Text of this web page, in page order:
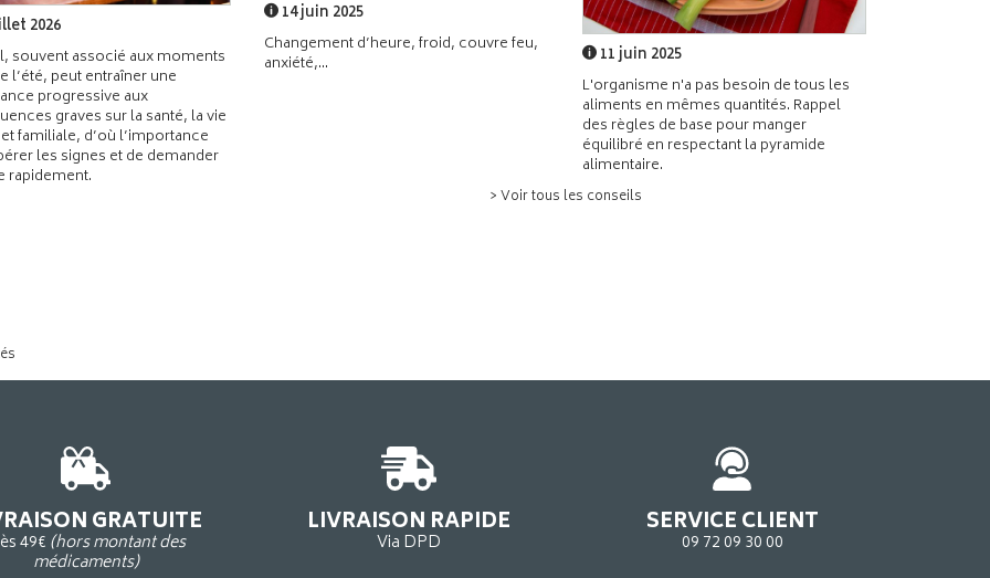
2026
souvent associé aux moments
l’été, peut entraîner une
progressive aux
graves sur la santé, la vie
familiale, d’où l’importance
les signes et de demander
rapidement.
14 juin 2025
Changement d’heure, froid, couvre feu,
anxiété,...
11 juin 2025
L'organisme n'a pas besoin de tous les
aliments en mêmes quantités. Rappel
des règles de base pour manger
équilibré en respectant la pyramide
alimentaire.
> Voir tous les conseils
GRATUITE
49€(hors montant des
médicaments)
LIVRAISON RAPIDE
Via DPD
SERVICE CLIENT
09 72 09 30 00